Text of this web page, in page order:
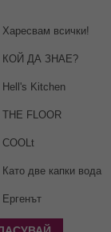
Харесвам всички!
КОЙ ДА ЗНАЕ?
Hell's Kitchen
THE FLOOR
COOLt
Като две капки вода
Ергенът